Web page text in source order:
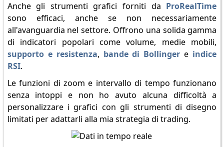
Anche gli strumenti grafici forniti da ProRealTime
sono efficaci, anche se non necessariamente
all'avanguardia nel settore. Offrono una solida gamma
di indicatori popolari come volume, medie mobili,
supporto e resistenza, bande di Bollinger e indice
RSI.
Le funzioni di zoom e intervallo di tempo funzionano
senza intoppi e non ho avuto alcuna difficoltà a
personalizzare i grafici con gli strumenti di disegno
limitati per adattarli alla mia strategia di trading.